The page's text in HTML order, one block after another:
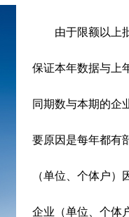
由于限额以上批
保证本年数据与上
同期数与本期的企
要原因是每年都有
（单位、个体户
企业（单位、个体